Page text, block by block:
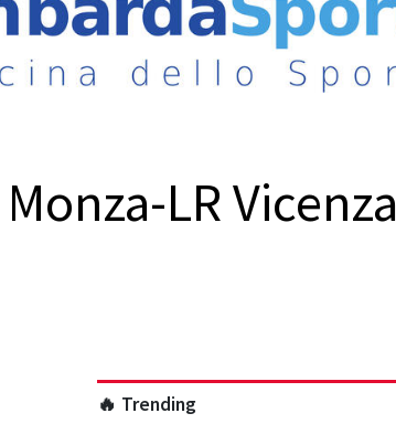
LR Vicenza
🔥 Trending